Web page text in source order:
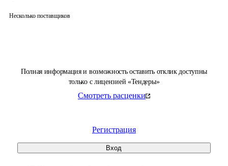
Полная информация и возможность оставить отклик доступны
только с лицензией «Тендеры»
Смотреть расценки
Регистрация
Вход
Несколько поставщиков